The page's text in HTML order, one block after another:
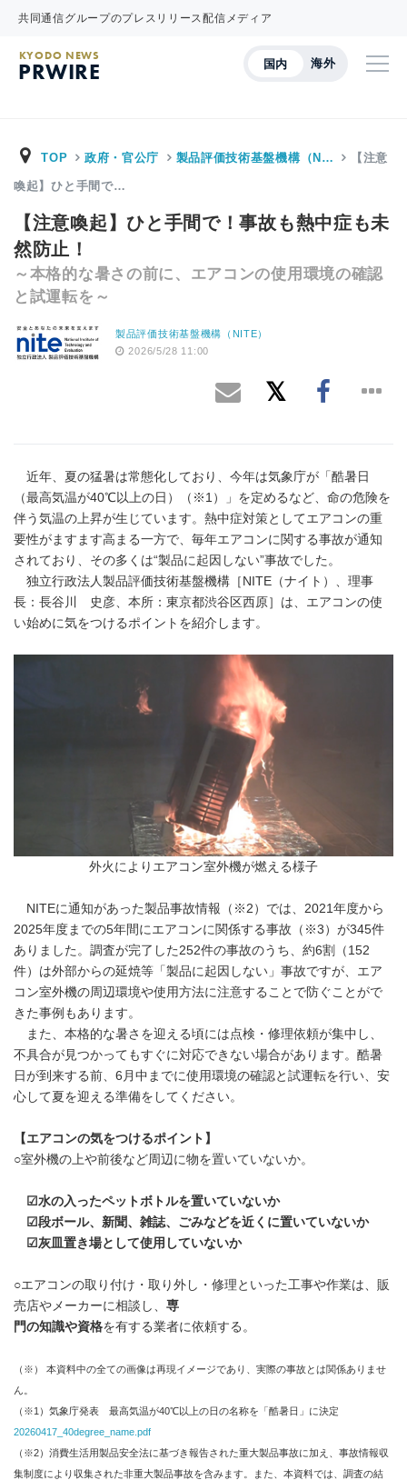
共同通信グループのプレスリリース配信メディア
国内 海外
KYODO NEWS
PRWIRE
TOP 政府・官公庁 製品評価技術基盤機構（N… 【注意
喚起】ひと手間で…
【注意喚起】ひと手間で！事故も熱中症も未
然防止！
～本格的な暑さの前に、エアコンの使用環境の確認
と試運転を～
製品評価技術基盤機構（NITE）
2026/5/28 11:00
近年、夏の猛暑は常態化しており、今年は気象庁が「酷暑日
（最高気温が40℃以上の日）（※1）」を定めるなど、命の危険を
伴う気温の上昇が生じています。熱中症対策としてエアコンの重
要性がますます高まる一方で、毎年エアコンに関する事故が通知
されており、その多くは“製品に起因しない”事故でした。
独立行政法人製品評価技術基盤機構［NITE（ナイト）、理事
長：長谷川 史彦、本所：東京都渋谷区西原］は、エアコンの使
い始めに気をつけるポイントを紹介します。
外火によりエアコン室外機が燃える様子
NITEに通知があった製品事故情報（※2）では、2021年度から
2025年度までの5年間にエアコンに関係する事故（※3）が345件
ありました。調査が完了した252件の事故のうち、約6割（152
件）は外部からの延焼等「製品に起因しない」事故ですが、エア
コン室外機の周辺環境や使用方法に注意することで防ぐことがで
きた事例もあります。
また、本格的な暑さを迎える頃には点検・修理依頼が集中し、
不具合が見つかってもすぐに対応できない場合があります。酷暑
日が到来する前、6月中までに使用環境の確認と試運転を行い、安
心して夏を迎える準備をしてください。
【エアコンの気をつけるポイント】
○室外機の上や前後など周辺に物を置いていないか。
☑水の入ったペットボトルを置いていないか
☑段ボール、新聞、雑誌、ごみなどを近くに置いていないか
☑灰皿置き場として使用していないか
○エアコンの取り付け・取り外し・修理といった工事や作業は、販
売店やメーカーに相談し、 専
門の知識や資格を有する業者に依頼する。
（※） 本資料中の全ての画像は再現イメージであり、実際の事故とは関係ありませ
ん。
（※1）気象庁発表 最高気温が40℃以上の日の名称を「酷暑日」に決定
20260417_40degree_name.pdf
（※2）消費生活用製品安全法に基づき報告された重大製品事故に加え、事故情報収
集制度により収集された非重大製品事故を含みます。また、本資料では、調査の結